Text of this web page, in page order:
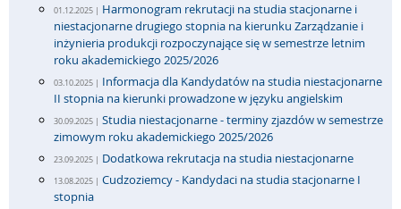
01.12.2025 | Harmonogram rekrutacji na studia stacjonarne i
niestacjonarne drugiego stopnia na kierunku Zarządzanie i
inżynieria produkcji rozpoczynające się w semestrze letnim
roku akademickiego 2025/2026
03.10.2025 | Informacja dla Kandydatów na studia niestacjonarne
II stopnia na kierunki prowadzone w języku angielskim
30.09.2025 | Studia niestacjonarne - terminy zjazdów w semestrze
zimowym roku akademickiego 2025/2026
23.09.2025 | Dodatkowa rekrutacja na studia niestacjonarne
13.08.2025 | Cudzoziemcy - Kandydaci na studia stacjonarne I
stopnia